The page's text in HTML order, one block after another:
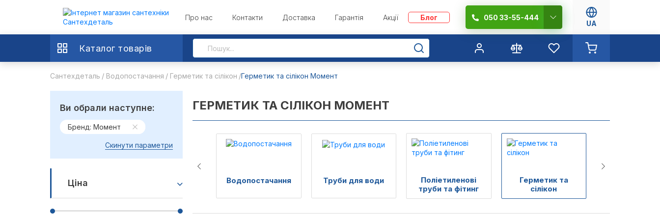
Про нас Контакти Доставка Гарантія Акції Блог 050 33-55-444
UA
Каталог товарів
Сантехдеталь Водопостачання Герметик та сілікон Герметик та сілікон Момент
Ви обрали наступне:
Бренд: Момент
Скинути параметри
Ціна
ГЕРМЕТИК ТА СІЛІКОН МОМЕНТ
Водопостачання Труби для води
Поліетиленові
труби та фітинг
Герметик та
сілікон